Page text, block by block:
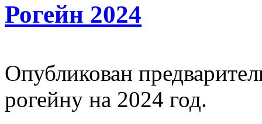
Рогейн 2024
Опубликован
рогейну на 2024 год.